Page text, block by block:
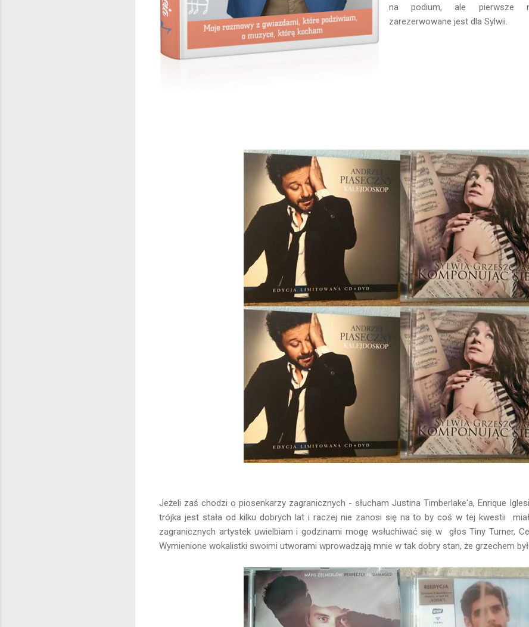
na podium, ale pierwsze
zarezerwowane jest dla Sylwii.
Jeżeli zaś chodzi o piosenkarzy zagranicznych - słucham Justina Timberlake'a, Enrique
trójka jest stała od kilku dobrych lat i raczej nie zanosi się na to by coś w tej kwestii
zagranicznych artystek uwielbiam i godzinami mogę wsłuchiwać się w głos Tiny Turner,
Wymienione wokalistki swoimi utworami wprowadzają mnie w tak dobry stan, że grzechem